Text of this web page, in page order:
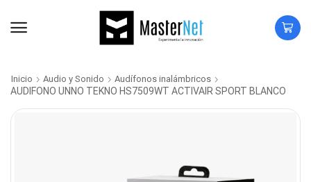
Inicio Audio y Sonido Audífonos inalámbricos
AUDIFONO UNNO TEKNO HS7509WT ACTIVAIR SPORT BLANCO